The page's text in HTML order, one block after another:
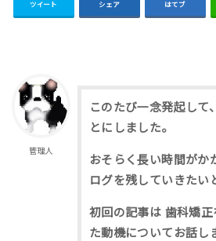
ツイート シェア はてブ
管理人
このたび一念発起して
とにしました。
おそらく長い時間がか
ログを残していきたい
初回の記事は 歯科矯
た動機についてお話し